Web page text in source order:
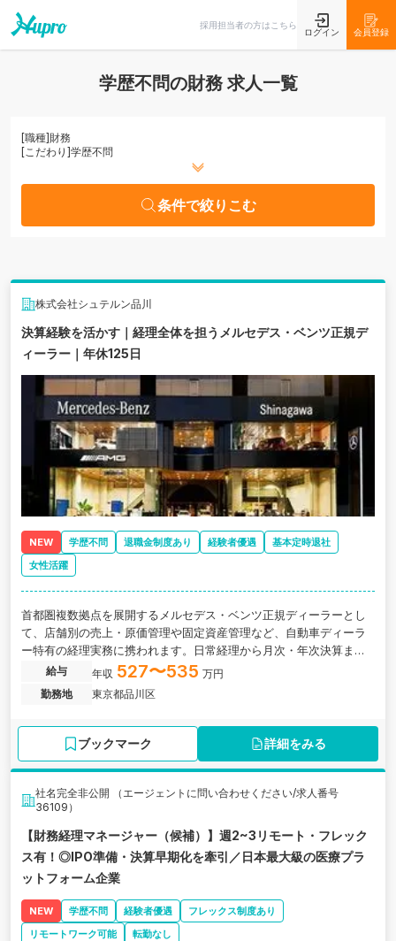
採用担当者の方はこちら
ログイン 会員登録
学歴不問の財務 求人一覧
[職種]財務
[こだわり]学歴不問
条件で絞りこむ
株式会社シュテルン品川
決算経験を活かす｜経理全体を担うメルセデス・ベンツ正規デ
ィーラー｜年休125日
NEW 学歴不問 退職金制度あり 経験者優遇
基本定時退社
女性活躍
首都圏複数拠点を展開するメルセデス・ベンツ正規ディーラーとし
て、店舗別の売上・原価管理や固定資産管理など、自動車ディーラ
ー特有の経理実務に携われます。日常経理から月次・年次決算まで
一貫して担当し、将来的には経理組織の中核として業務改善やマネ
ジメントにも挑戦できる環境です。
給与 年収 527〜535 万円
勤務地
東京都品川区
ブックマーク 詳細をみる
社名完全非公開 （エージェントに問い合わせください/求人番号
36109）
【財務経理マネージャー（候補）】週2~3リモート・フレック
ス有！◎IPO準備・決算早期化を牽引／日本最大級の医療プラ
ットフォーム企業
NEW 学歴不問 経験者優遇
フレックス制度あり
リモートワーク可能
転勤なし